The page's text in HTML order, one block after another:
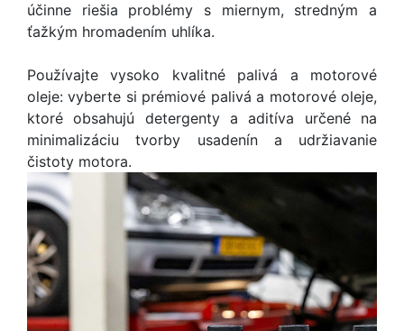
účinne riešia problémy s miernym, stredným a
ťažkým hromadením uhlíka.
Používajte vysoko kvalitné palivá a motorové
oleje: vyberte si prémiové palivá a motorové oleje,
ktoré obsahujú detergenty a aditíva určené na
minimalizáciu tvorby usadenín a udržiavanie
čistoty motora.